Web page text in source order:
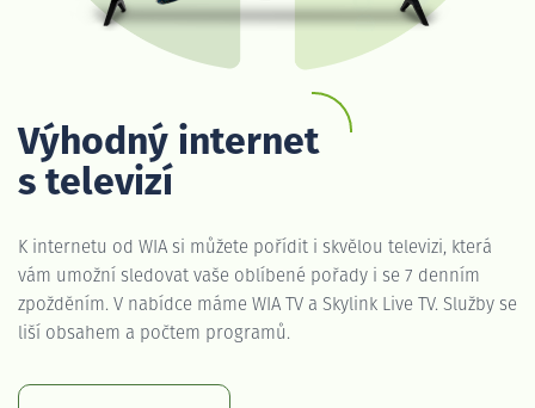
Výhodný internet
s televizí
K internetu od WIA si můžete pořídit i skvělou televizi, která
vám umožní sledovat vaše oblíbené pořady i se 7 denním
zpožděním. V nabídce máme WIA TV a Skylink Live TV. Služby se
liší obsahem a počtem programů.